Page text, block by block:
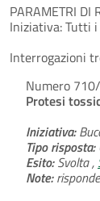
PARAMETRI DI
Iniziativa:Tutti i
Interrogazioni
Numero
Protesi
Iniziativa:
Tipo risposta:
Esito:Svolta ,
Note: